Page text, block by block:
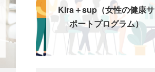
Kira＋sup（女性の健康サ
ポートプログラム）